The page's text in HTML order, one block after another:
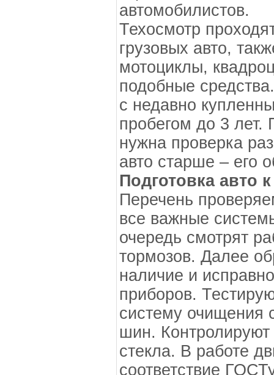
автомобилистов.
Техосмотр
грузовых авто,
мотоциклы,
подобные
с недавно
пробегом до 3 лет.
нужна проверка
авто старше – его
Подготовка авто
Перечень
все важные
очередь смотрят
тормозов. Далее
наличие и
приборов.
систему очищения
шин. Контролируют
стекла. В работе
соответствие